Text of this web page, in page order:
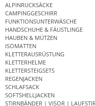
ALPINRUCKSÄCKE
CAMPINGGESCHIRR
FUNKTIONSUNTERWÄSCHE
HANDSCHUHE & FÄUSTLINGE
HAUBEN & MÜTZEN
ISOMATTEN
KLETTERAUSRÜSTUNG
KLETTERHELME
KLETTERSTEIGSETS
REGENJACKEN
SCHLAFSACK
SOFTSHELLJACKEN
STIRNBÄNDER | VISOR |